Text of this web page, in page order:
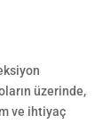
üzerinde,
ve ihtiyaç